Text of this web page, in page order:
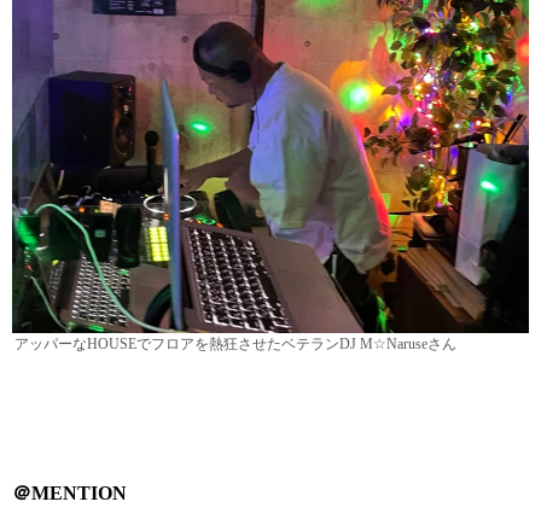
アッパーなHOUSEでフロアを熱狂させたベテランDJ M☆Naruseさん
＠MENTION